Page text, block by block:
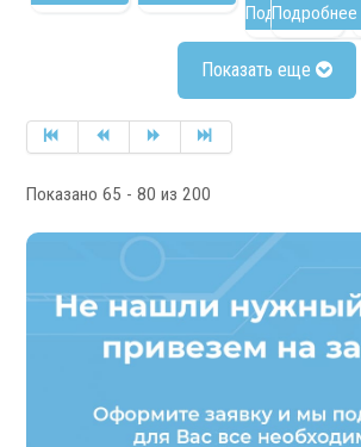
Оптические линейки
Магнитные линейки
Комплекты УЦИ
Подробнее
Подробнее
Показать еще
Показано 65 - 80 из 200